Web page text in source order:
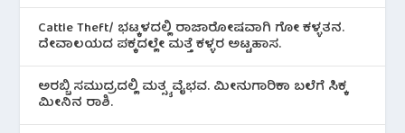
Cattle Theft/ ಭಟ್ಕಳದಲ್ಲಿ ರಾಜಾರೋಷವಾಗಿ ಗೋ ಕಳ್ಳತನ.
ದೇವಾಲಯದ ಪಕ್ಕದಲ್ಲೇ ಮತ್ತೆ ಕಳ್ಳರ ಅಟ್ಟಹಾಸ.
ಅರಬ್ಬಿ ಸಮುದ್ರದಲ್ಲಿ ಮತ್ಸ್ಯ ವೈಭವ. ಮೀನುಗಾರಿಕಾ ಬಲೆಗೆ ಸಿಕ್ಕ
ಮೀನಿನ‌ ರಾಶಿ.